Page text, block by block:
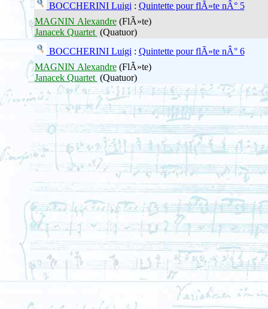
BOCCHERINI Luigi: Quintette pour flÃ»te nÂ° 5
MAGNIN Alexandre(FlÃ»te)
Janacek Quartet (Quatuor)
BOCCHERINI Luigi: Quintette pour flÃ»te nÂ° 6
MAGNIN Alexandre(FlÃ»te)
Janacek Quartet (Quatuor)